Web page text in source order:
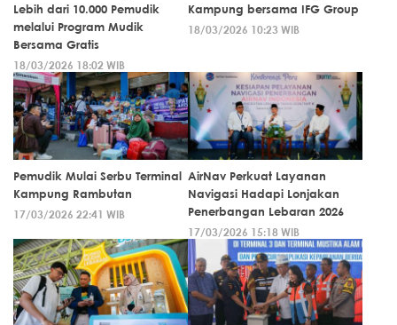
Lebih dari 10.000 Pemudik
melalui Program Mudik
Bersama Gratis
18/03/2026 18:02 WIB
Kampung bersama IFG Group
18/03/2026 10:23 WIB
Pemudik Mulai Serbu Terminal
Kampung Rambutan
17/03/2026 22:41 WIB
AirNav Perkuat Layanan
Navigasi Hadapi Lonjakan
Penerbangan Lebaran 2026
17/03/2026 15:18 WIB